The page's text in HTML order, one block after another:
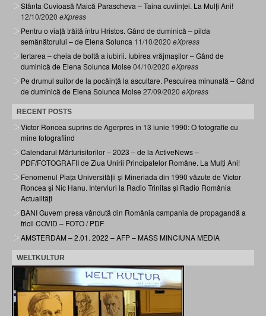
Sfânta Cuvioasă Maică Parascheva – Taina cuviinței. La Mulți Ani!
12/10/2020 eXpress
Pentru o viață trăită întru Hristos. Gând de duminică – pilda
semănătorului – de Elena Solunca 11/10/2020 eXpress
Iertarea – cheia de boltă a iubirii. Iubirea vrăjmașilor – Gând de
duminică de Elena Solunca Moise 04/10/2020 eXpress
Pe drumul suitor de la pocăință la ascultare. Pescuirea minunată – Gând
de duminică de Elena Solunca Moise 27/09/2020 eXpress
RECENT POSTS
Victor Roncea suprins de Agerpres în 13 iunie 1990: O fotografie cu
mine fotografiind
Calendarul Mărturisitorilor – 2023 – de la ActiveNews –
PDF/FOTOGRAFII de Ziua Unirii Principatelor Române. La Mulți Ani!
Fenomenul Piața Universității și Mineriada din 1990 văzute de Victor
Roncea și Nic Hanu. Interviuri la Radio Trinitas și Radio România
Actualități
BANI Guvern presa vândută din România campania de propagandă a
fricii COVID – FOTO / PDF
AMSTERDAM – 2.01. 2022 – AFP – MASS MINCIUNA MEDIA
WELTKULTUR